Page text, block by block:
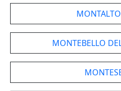
MONTALTO
MONTEBELLO